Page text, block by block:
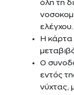
όλη τη
ελέγχου.
Η κάρτα
Ο
εντός
νύχτας,